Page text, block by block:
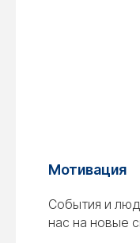
Мотивация
События и
нас на новые